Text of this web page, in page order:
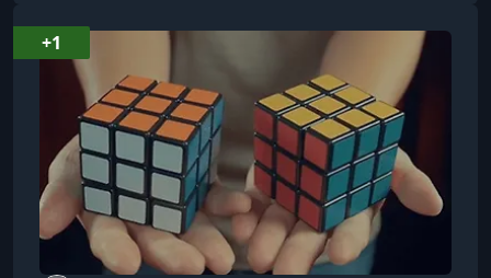
зрелищным.Кому подойдет курсНовичкам,
которые хотят научиться показывать простые
и эффектные фокусы без сложной
подготовки.Тем, кто л
+1